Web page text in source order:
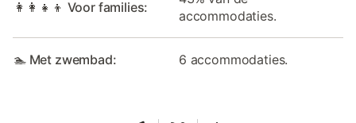
👩‍👩‍👧‍👦 Voor families:
accommodaties.
🏊 Met zwembad: 6 accommodaties.